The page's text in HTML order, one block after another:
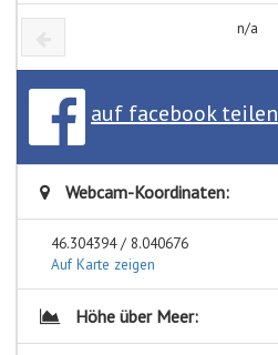
n/a
auf facebook teilen
Webcam-Koordinaten:
46.304394 / 8.040676
Auf Karte zeigen
Höhe über Meer: